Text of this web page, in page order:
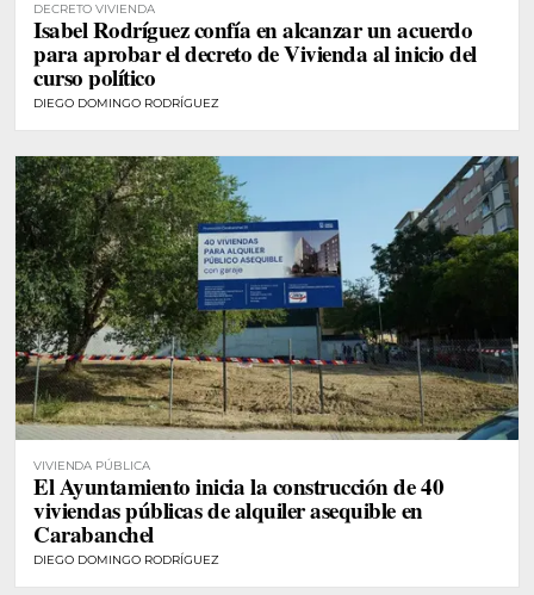
DECRETO VIVIENDA
Isabel Rodríguez confía en alcanzar un acuerdo
para aprobar el decreto de Vivienda al inicio del
curso político
DIEGO DOMINGO RODRÍGUEZ
VIVIENDA PÚBLICA
El Ayuntamiento inicia la construcción de 40
viviendas públicas de alquiler asequible en
Carabanchel
DIEGO DOMINGO RODRÍGUEZ